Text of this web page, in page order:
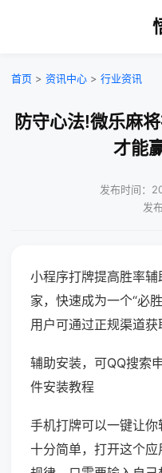
首页 > 资讯中心 > 行业资讯
防守心法!微乐麻
才能
发布时间：
发
小程序打牌提高胜率
家，快速成为一个“必
用户可通过正规渠道获
辅助安装，可QQ搜索
件安装教程
手机打牌可以一键让你
十分简单，打开这个